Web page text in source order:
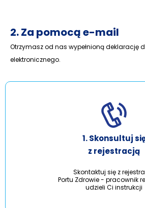
2. Za pomocą e-mail
Otrzymasz od nas wypełnioną deklarację
elektronicznego.
1. Skonsultuj
z rejestracją
Skontaktuj się z
Portu Zdrowie - pracownik
udzieli Ci instrukcji